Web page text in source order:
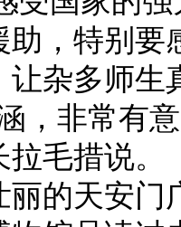
，特别
杂多师生
，非常有
毛措说。
天安门